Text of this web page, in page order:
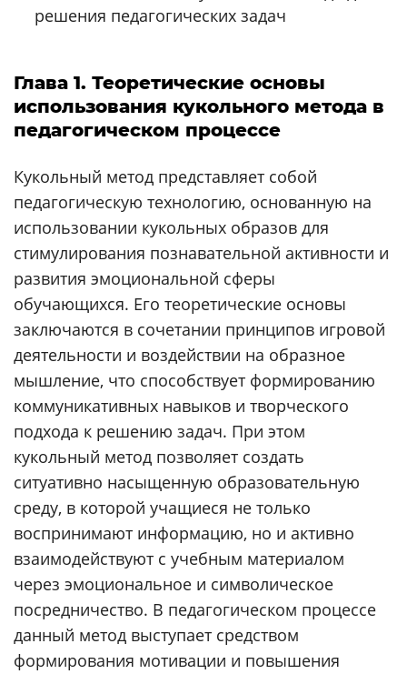
решения педагогических задач
Глава 1. Теоретические основы
использования кукольного метода в
педагогическом процессе
Кукольный метод представляет собой
педагогическую технологию, основанную на
использовании кукольных образов для
стимулирования познавательной активности и
развития эмоциональной сферы
обучающихся. Его теоретические основы
заключаются в сочетании принципов игровой
деятельности и воздействии на образное
мышление, что способствует формированию
коммуникативных навыков и творческого
подхода к решению задач. При этом
кукольный метод позволяет создать
ситуативно насыщенную образовательную
среду, в которой учащиеся не только
воспринимают информацию, но и активно
взаимодействуют с учебным материалом
через эмоциональное и символическое
посредничество. В педагогическом процессе
данный метод выступает средством
формирования мотивации и повышения